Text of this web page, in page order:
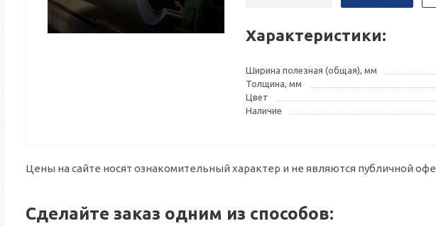
Характеристики:
Ширина полезная (общая), мм
Толщина, мм
Цвет
Наличие
Цены на сайте носят ознакомительный характер и не являются публичной
Сделайте заказ одним из способов: